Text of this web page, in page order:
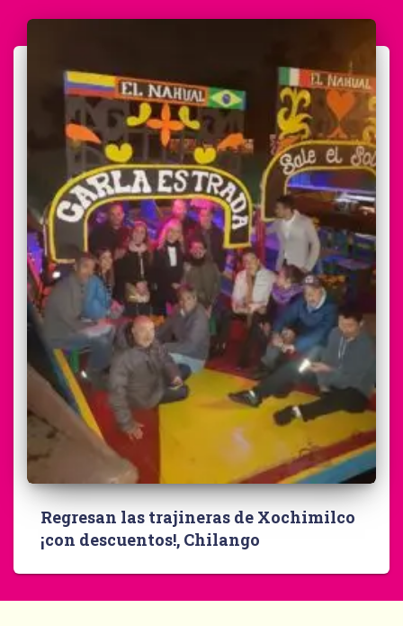
Regresan las trajineras de Xochimilco
¡con descuentos!, Chilango